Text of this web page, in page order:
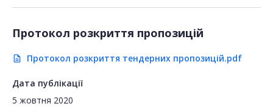
Протокол розкриття пропозицій
description Протокол розкриття тендерних пропозицій.pdf
Дата публікації
5 жовтня 2020